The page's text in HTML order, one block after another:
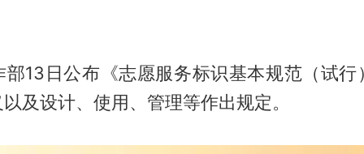
部13日公布《志愿服务标识基本规范（试行
及设计、使用、管理等作出规定。